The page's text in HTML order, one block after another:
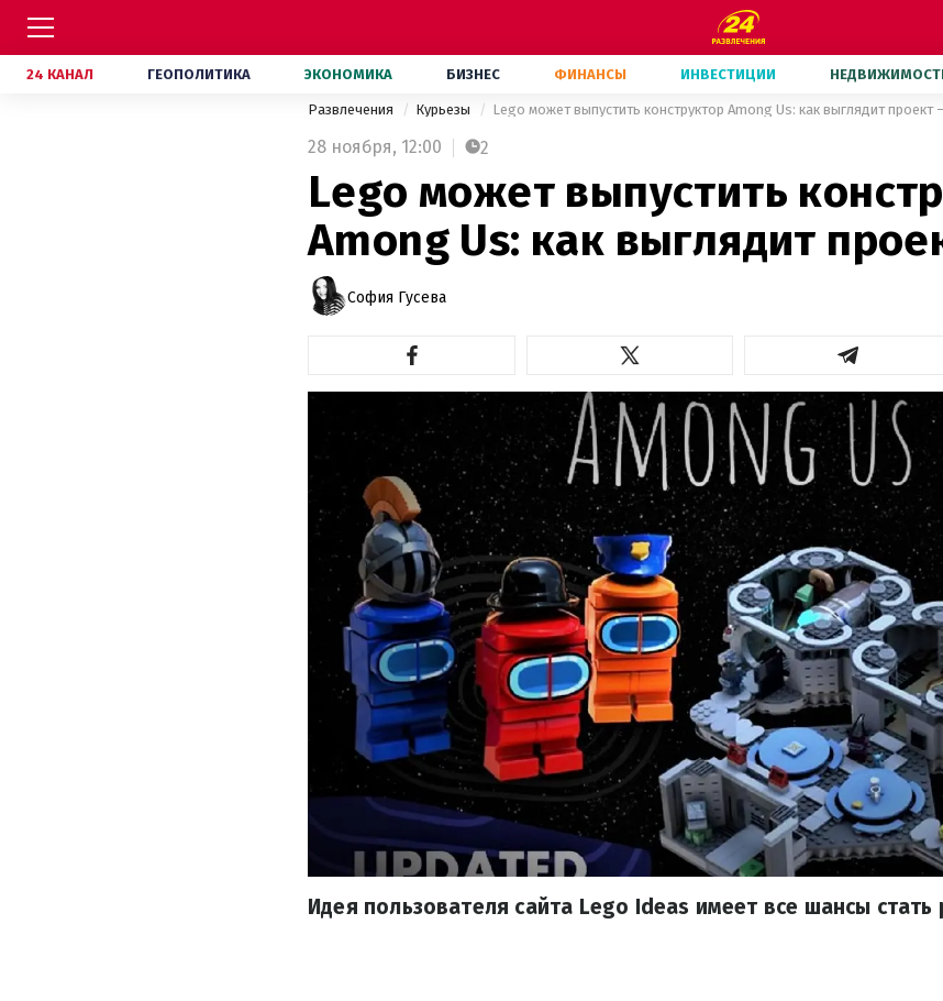
24 КАНАЛ ГЕОПОЛИТИКА ЭКОНОМИКА БИЗНЕС ФИНАНСЫ ИНВЕСТИЦИИ
Развлечения Курьезы Lego может выпустить конструктор Among Us: как выглядит проект
28 ноября, 12:00 2
Lego может выпустить
Among Us: как выглядит
София Гусева
Идея пользователя сайта Lego Ideas имеет все шансы стать